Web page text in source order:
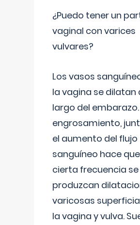
¿Puedo tener un
vaginal con varices
vulvares?
Los vasos
la vagina se dilatan
largo del
engrosamiento,
el aumento del flujo
sanguíneo hace
cierta frecuencia se
produzcan
varicosas
la vagina y vulva.